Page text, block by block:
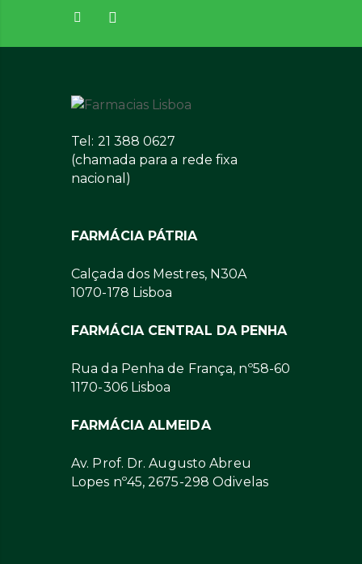
Tel: 21 388 0627
(chamada para a rede fixa
nacional)
FARMÁCIA PÁTRIA
Calçada dos Mestres, N30A
1070-178 Lisboa
FARMÁCIA CENTRAL DA PENHA
Rua da Penha de França, nº58-60
1170-306 Lisboa
FARMÁCIA ALMEIDA
Av. Prof. Dr. Augusto Abreu
Lopes nº45, 2675-298 Odivelas